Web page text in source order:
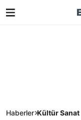
Haberler Kültür Sanat